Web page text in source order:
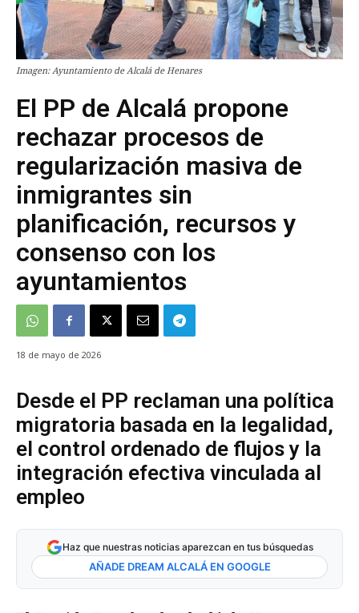
Imagen: Ayuntamiento de Alcalá de Henares
El PP de Alcalá propone
rechazar procesos de
regularización masiva de
inmigrantes sin
planificación, recursos y
consenso con los
ayuntamientos
18 de mayo de 2026
Desde el PP reclaman una política
migratoria basada en la legalidad,
el control ordenado de flujos y la
integración efectiva vinculada al
empleo
Haz que nuestras noticias aparezcan en tus búsquedas
AÑADE DREAM ALCALÁ EN GOOGLE